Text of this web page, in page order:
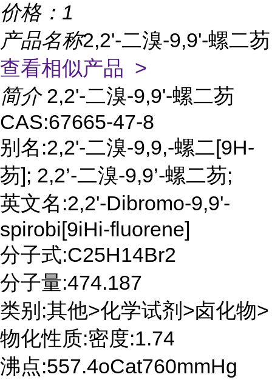
价格： 1
产品名称2,2'-二溴-9,9'-螺二芴
查看相似产品 >
简介 2,2'-二溴-9,9'-螺二芴
CAS:67665-47-8
别名:2,2'-二溴-9,9,-螺二[9H-
芴]; 2,2’-二溴-9,9’-螺二芴;
英文名:2,2'-Dibromo-9,9'-
spirobi[9iHi-fluorene]
分子式:C25H14Br2
分子量:474.187
类别:其他>化学试剂>卤化物>
物化性质:密度:1.74
沸点:557.4oCat760mmHg